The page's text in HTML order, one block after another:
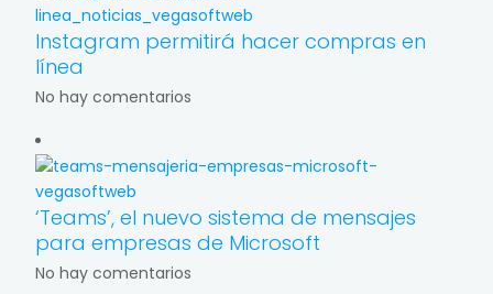
Instagram permitirá hacer compras en
línea
No hay comentarios
‘Teams’, el nuevo sistema de mensajes
para empresas de Microsoft
No hay comentarios